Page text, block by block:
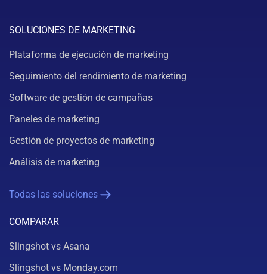
SOLUCIONES DE MARKETING
Plataforma de ejecución de marketing
Seguimiento del rendimiento de marketing
Software de gestión de campañas
Paneles de marketing
Gestión de proyectos de marketing
Análisis de marketing
Todas las soluciones
COMPARAR
Slingshot vs Asana
Slingshot vs Monday.com